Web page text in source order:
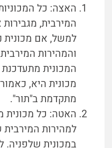
האצה: כל
המירבית, מגבירות
מכונית היא,
מתקדמת ב"תור".
האטה: כל מכונית
למהירות
במכונית